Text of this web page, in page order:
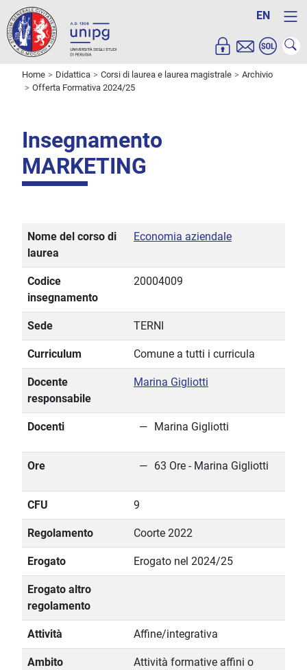
EN
Home Didattica Corsi di laurea e laurea magistrale
Archivio
Offerta Formativa 2024/25
Insegnamento
MARKETING
Nome del corso di
laurea
Economia aziendale
Codice
insegnamento
20004009
Sede TERNI
Curriculum Comune a tutti i curricula
Docente
responsabile
Marina Gigliotti
Docenti Marina Gigliotti
Ore 63 Ore - Marina Gigliotti
CFU 9
Regolamento Coorte 2022
Erogato Erogato nel 2024/25
Erogato altro
regolamento
Attività Affine/integrativa
Ambito
Attività formative affini o